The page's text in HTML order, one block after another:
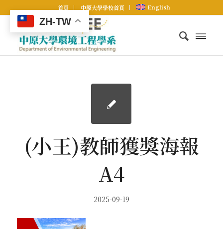
首頁 中原大學學校首頁 English
(小王)教師獲獎海報
A4
2025-09-19
ZH-TW